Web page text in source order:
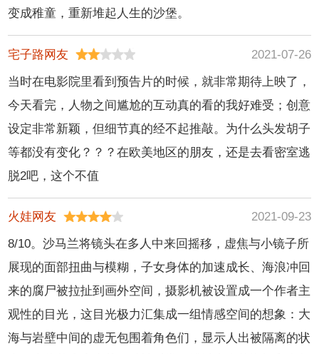
变成稚童，重新堆起人生的沙堡。
宅子路网友
2021-07-26
当时在电影院里看到预告片的时候，就非常期待上映了，
今天看完，人物之间尴尬的互动真的看的我好难受；创意
设定非常新颖，但细节真的经不起推敲。为什么头发胡子
等都没有变化？？？在欧美地区的朋友，还是去看密室逃
脱2吧，这个不值
火娃网友
2021-09-23
8/10。沙马兰将镜头在多人中来回摇移，虚焦与小镜子所
展现的面部扭曲与模糊，子女身体的加速成长、海浪冲回
来的腐尸被拉扯到画外空间，摄影机被设置成一个作者主
观性的目光，这目光极力汇集成一组情感空间的想象：大
海与岩壁中间的虚无包围着角色们，显示人出被隔离的状